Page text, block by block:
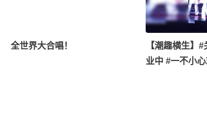
狐 @努力学习
全世界大合唱！
【潮趣横生】
业中 #一不小